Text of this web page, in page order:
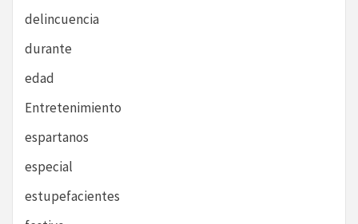
delincuencia
durante
edad
Entretenimiento
espartanos
especial
estupefacientes